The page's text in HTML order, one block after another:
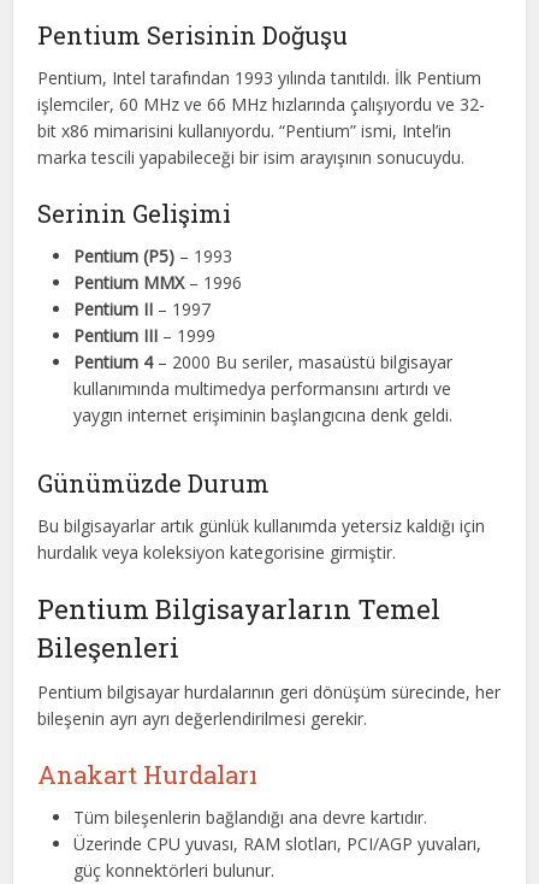
Pentium Serisinin Doğuşu
Pentium, Intel tarafından 1993 yılında tanıtıldı. İlk Pentium
işlemciler, 60 MHz ve 66 MHz hızlarında çalışıyordu ve 32-
bit x86 mimarisini kullanıyordu. “Pentium” ismi, Intel’in
marka tescili yapabileceği bir isim arayışının sonucuydu.
Serinin Gelişimi
Pentium (P5) – 1993
Pentium MMX– 1996
Pentium II – 1997
Pentium III – 1999
Pentium 4– 2000 Bu seriler, masaüstü bilgisayar
kullanımında multimedya performansını artırdı ve
yaygın internet erişiminin başlangıcına denk geldi.
Günümüzde Durum
Bu bilgisayarlar artık günlük kullanımda yetersiz kaldığı için
hurdalık veya koleksiyon kategorisine girmiştir.
Pentium Bilgisayarların Temel
Bileşenleri
Pentium bilgisayar hurdalarının geri dönüşüm sürecinde, her
bileşenin ayrı ayrı değerlendirilmesi gerekir.
Anakart Hurdaları
Tüm bileşenlerin bağlandığı ana devre kartıdır.
Üzerinde CPU yuvası, RAM slotları, PCI/AGP yuvaları,
güç konnektörleri bulunur.